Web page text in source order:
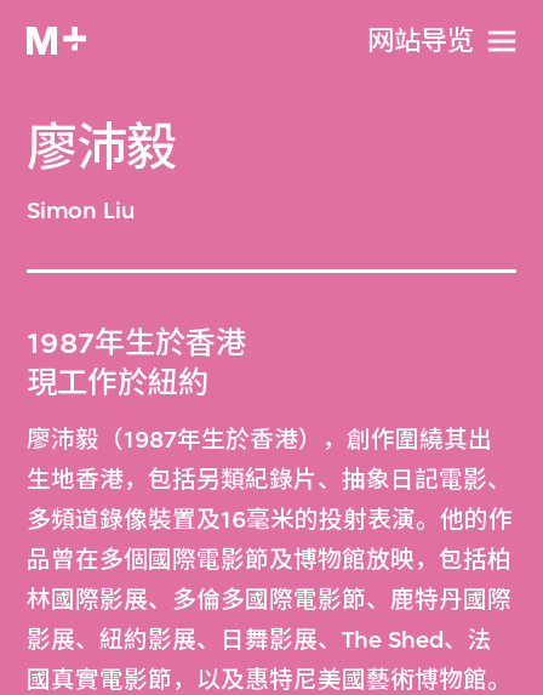
网站导览
廖沛毅
Simon Liu
1987年生於香港
現工作於紐約
廖沛毅（1987年生於香港），創作圍繞其出
生地香港，包括另類紀錄片、抽象日記電影、
多頻道錄像裝置及16毫米的投射表演。他的作
品曾在多個國際電影節及博物館放映，包括柏
林國際影展、多倫多國際電影節、鹿特丹國際
影展、紐約影展、日舞影展、The Shed、法
國真實電影節，以及惠特尼美國藝術博物館。